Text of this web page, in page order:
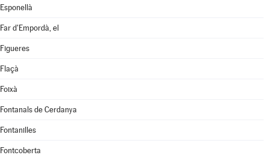
Esponellà
Far d'Empordà, el
Figueres
Flaçà
Foixà
Fontanals de Cerdanya
Fontanilles
Fontcoberta